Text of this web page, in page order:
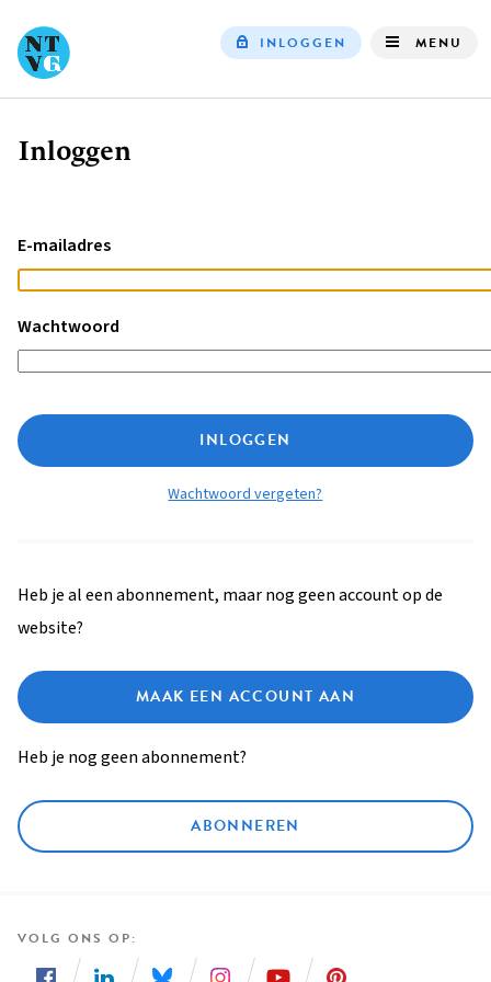
INLOGGEN MENU
Kruimelpad
Inloggen
E-mailadres
Wachtwoord
INLOGGEN
Wachtwoord vergeten?
Heb je al een abonnement, maar nog geen account op de
website?
MAAK EEN ACCOUNT AAN
Heb je nog geen abonnement?
ABONNEREN
VOLG ONS OP